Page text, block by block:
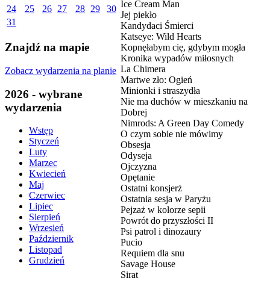
24
25 26 27 28 29
30
31
Znajdź na mapie
Zobacz wydarzenia na planie
2026 - wybrane
wydarzenia
Wstęp
Styczeń
Luty
Marzec
Kwiecień
Maj
Czerwiec
Lipiec
Sierpień
Wrzesień
Październik
Listopad
Grudzień
Ice Cream Man
Jej piekło
Kandydaci Śmierci
Katseye: Wild Hearts
Kopnęłabym cię, gdybym mogła
Kronika wypadów miłosnych
La Chimera
Martwe zło: Ogień
Minionki i straszydła
Nie ma duchów w mieszkaniu na
Dobrej
Nimrods: A Green Day Comedy
O czym sobie nie mówimy
Obsesja
Odyseja
Ojczyzna
Opętanie
Ostatni konsjerż
Ostatnia sesja w Paryżu
Pejzaż w kolorze sepii
Powrót do przyszłości II
Psi patrol i dinozaury
Pucio
Requiem dla snu
Savage House
Sirat